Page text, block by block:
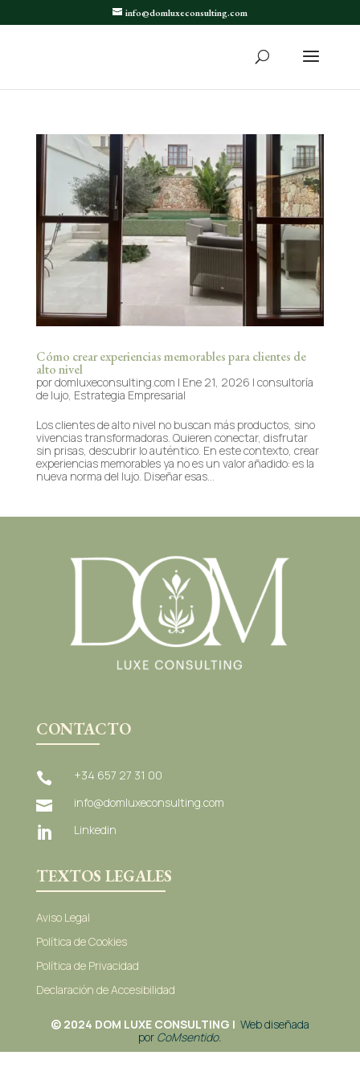
info@domluxeconsulting.com
Cómo crear experiencias memorables para clientes de
alto nivel
pordomluxeconsulting.com | Ene 21, 2026 | consultoría
de lujo, Estrategia Empresarial
Los clientes de alto nivel no buscan más productos, sino
vivencias transformadoras. Quieren conectar, disfrutar
sin prisas, descubrir lo auténtico. En este contexto, crear
experiencias memorables ya no es un valor añadido: es la
nueva norma del lujo. Diseñar esas...
CONTACTO
 +34 657 27 31 00
 info@domluxeconsulting.com
 Linkedin
TEXTOS LEGALES
Aviso Legal
Política de Cookies
Política de Privacidad
Declaración de Accesibilidad
© 2024 DOM LUXE CONSULTING | Web diseñada
por CoMsentido.